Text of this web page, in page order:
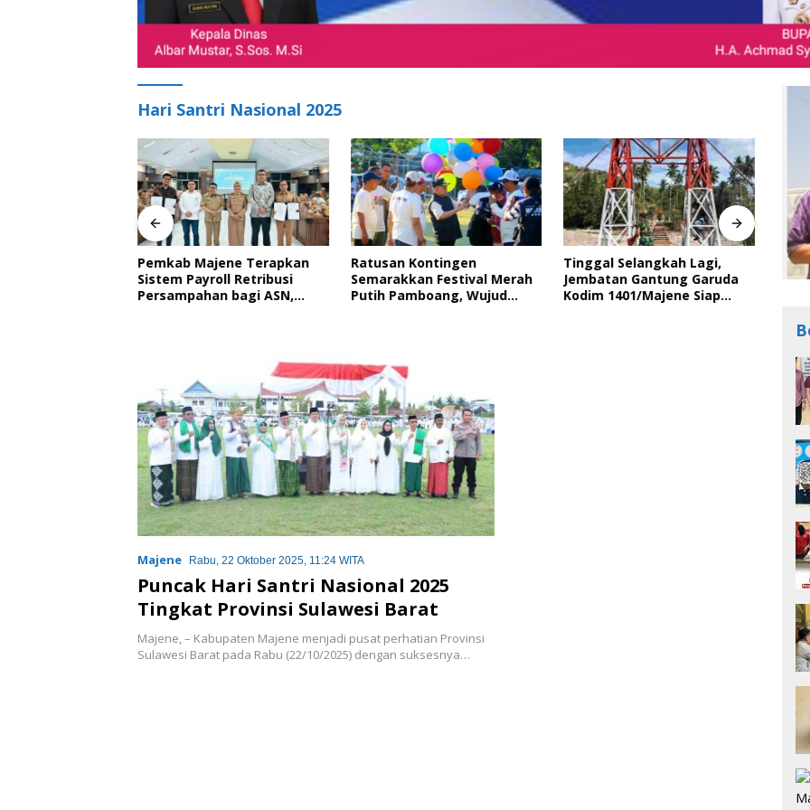
Hari Santri Nasional 2025
Pemkab Majene Terapkan
Sistem Payroll Retribusi
Persampahan bagi ASN,
Ratusan Kontingen
Semarakkan Festival Merah
Putih Pamboang, Wujud
Tinggal Selangkah Lagi,
Jembatan Gantung Garuda
Kodim 1401/Majene Siap
Majene Rabu, 22 Oktober 2025, 11:24 WITA
Puncak Hari Santri Nasional 2025
Tingkat Provinsi Sulawesi Barat
Majene, – Kabupaten Majene menjadi pusat perhatian Provinsi
Sulawesi Barat pada Rabu (22/10/2025) dengan suksesnya…